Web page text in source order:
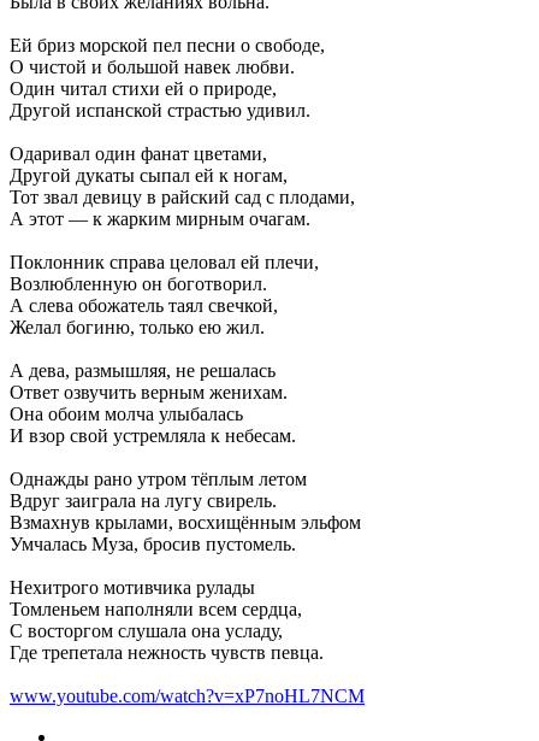
Ей бриз морской пел песни о свободе,
О чистой и большой навек любви.
Один читал стихи ей о природе,
Другой испанской страстью удивил.
Одаривал один фанат цветами,
Другой дукаты сыпал ей к ногам,
Тот звал девицу в райский сад с плодами,
А этот — к жарким мирным очагам.
Поклонник справа целовал ей плечи,
Возлюбленную он боготворил.
А слева обожатель таял свечкой,
Желал богиню, только ею жил.
А дева, размышляя, не решалась
Ответ озвучить верным женихам.
Она обоим молча улыбалась
И взор свой устремляла к небесам.
Однажды рано утром тёплым летом
Вдруг заиграла на лугу свирель.
Взмахнув крылами, восхищённым эльфом
Умчалась Муза, бросив пустомель.
Нехитрого мотивчика рулады
Томленьем наполняли всем сердца,
С восторгом слушала она усладу,
Где трепетала нежность чувств певца.
www.youtube.com/watch?v=xP7noHL7NCM